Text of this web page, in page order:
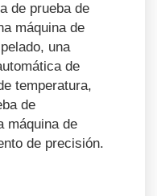
de prueba de
máquina de
una
de
temperatura,
de
máquina de
de precisión.